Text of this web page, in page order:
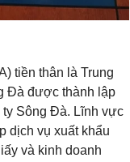
tiền thân là Trung
Đà được thành lập
ty Sông Đà. Lĩnh vực
dịch vụ xuất khẩu
và kinh doanh